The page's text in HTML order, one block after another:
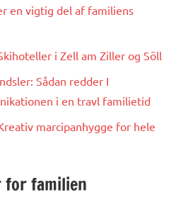
en vigtig del af familiens
i Zell am Ziller og Söll
Sådan redder I
i en travl familietid
marcipanhygge for hele
familien